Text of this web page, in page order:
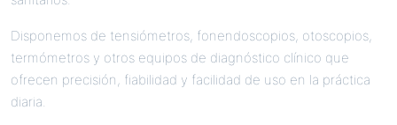
Disponemos de tensiómetros, fonendoscopios, otoscopios,
termómetros y otros equipos de diagnóstico clínico que
ofrecen precisión, fiabilidad y facilidad de uso en la práctica
diaria.